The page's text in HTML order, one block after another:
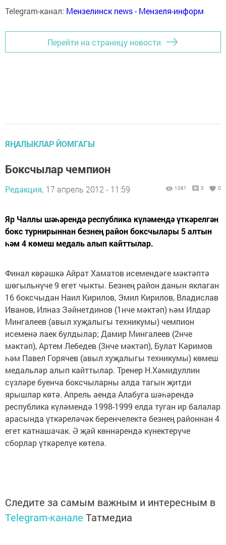
Telegram-канал: Мензелинск news - Мензеля-информ
Перейти на страницу новости
ЯҢАЛЫКЛАР ЙОМГАГЫ
Боксчылар чемпион
Редакция, 17 апрель 2012 - 11:59 1061 0 0
Яр Чаллы шәһәрендә республика күләмендә үткәрелгән
бокс турнирыннан безнең район боксчылары 5 алтын
һәм 4 көмеш медаль алып кайттылар.
Финал көрәшкә Айрат Хаматов исемендәге мәктәптә
шөгыльнүче 9 егет чыкты. Безнең район данын як­лаган
16 боксчыдан Наил Кирилов, Эмил Кирилов, Владислав
Иванов, Илназ Зәйнетдинов (1нче мәктәп) һәм Илдар
Мингалеев (авыл хуҗалыгы техникумы) чемпион
исеменә лаек булдылар; Дамир Мингалеев (2нче
мәктәп), Артем Лебедев (3нче мәктәп), Булат Кәримов
һәм Павел Горячев (авыл хуҗалыгы техни­кумы) көмеш
медальләр алып кайттылар. Тренер Н.Хәмидуллин
сүзләре буенча боксчыларны алда тагын җитди
ярышлар көтә. Апрель аенда Алабуга шәһәрендә
республика күләмендә 1998-1999 елда ту­ган ир балалар
арасында үткәреләчәк беренчелектә безнең районнан 4
егет катнашачак. Ә җәй көннәрен­дә күнектерүче
сборлар үткәрелүе көтелә.
Следите за самым важным и интересным в
Telegram-канале Татмедиа